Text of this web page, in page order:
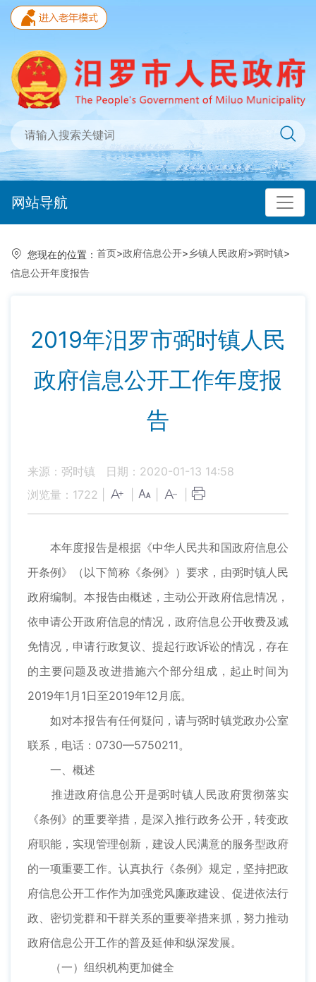
网站导航
您现在的位置： 首页>政府信息公开>乡镇人民政府>弼时镇>
信息公开年度报告
2019年汨罗市弼时镇人民
政府信息公开工作年度报
告
来源：弼时镇
日期：2020-01-13 14:58
浏览量： 1722
本年度报告是根据《中华人民共和国政府信息公
开条例》（以下简称《条例》）要求，由弼时镇人民
政府编制。本报告由概述，主动公开政府信息情况，
依申请公开政府信息的情况，政府信息公开收费及减
免情况，申请行政复议、提起行政诉讼的情况，存在
的主要问题及改进措施六个部分组成，起止时间为
2019年1月1日至2019年12月底。
如对本报告有任何疑问，请与弼时镇党政办公室
联系，电话：0730—5750211。
一、概述
推进政府信息公开是弼时镇人民政府贯彻落实
《条例》的重要举措，是深入推行政务公开，转变政
府职能，实现管理创新，建设人民满意的服务型政府
的一项重要工作。认真执行《条例》规定，坚持把政
府信息公开工作作为加强党风廉政建设、促进依法行
政、密切党群和干群关系的重要举措来抓，努力推动
政府信息公开工作的普及延伸和纵深发展。
（一）组织机构更加健全